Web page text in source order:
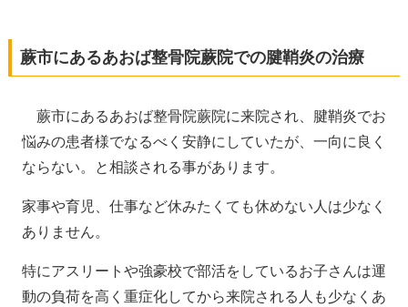
蕨市にあるあおば整骨院蕨院での腱鞘炎の治療
蕨市にあるあおば整骨院蕨院に来院され、腱鞘炎でお
悩みの患者様でなるべく安静にしていたが、一向に良く
ならない。と相談される事があります。
家事や育児、仕事など休みたくても休めない人は少なく
ありません。
特にアスリートや強豪校で部活をしているお子さんは運
動の負荷を高く重症化してから来院される人も少なくあ